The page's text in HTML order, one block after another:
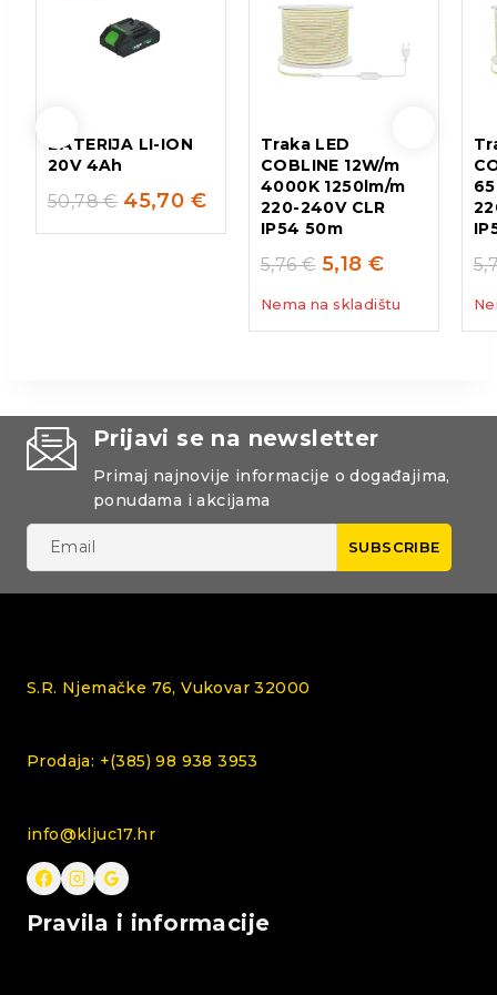
BATERIJA LI-ION
20V 4Ah
50,78€ 45,70 €
Traka LED
COBLINE 12W/m
4000K 1250lm/m
220-240V CLR
IP54 50m
5,76€ 5,18 €
Nema na skladištu
Prijavi se na newsletter
Primaj najnovije informacije o događajima,
ponudama i akcijama
S.R. Njemačke 76, Vukovar 32000
Prodaja: +(385) 98 938 3953
info@kljuc17.hr
Pravila i informacije